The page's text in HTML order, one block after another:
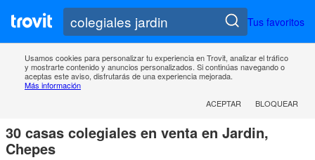
Tus favoritos
Usamos cookies para personalizar tu experiencia en Trovit, analizar el tráfico
y mostrarte contenido y anuncios personalizados. Si continúas navegando o
aceptas este aviso, disfrutarás de una experiencia mejorada.
Más información
ACEPTAR
BLOQUEAR
30 casas colegiales en venta en Jardin,
Chepes